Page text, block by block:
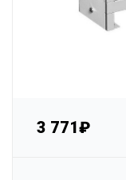
3 771₽